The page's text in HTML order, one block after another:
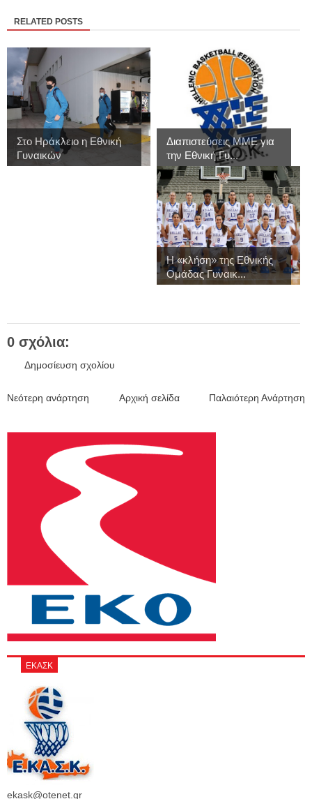
RELATED POSTS
Στο Ηράκλειο η Εθνική
Γυναικών
Διαπιστεύσεις MME για
την Εθνική Γυ...
Η «κλήση» της Εθνικής
Ομάδας Γυναικ...
0 σχόλια:
Δημοσίευση σχολίου
Νεότερη ανάρτηση Παλαιότερη Ανάρτηση
Αρχική σελίδα
ΕΚΑΣΚ
ekask@otenet.gr